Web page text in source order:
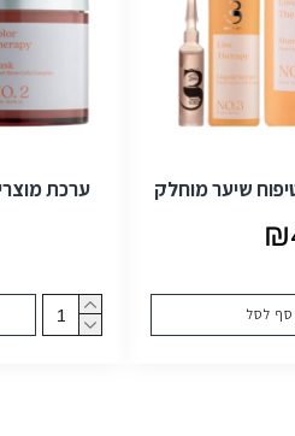
שיער מוחלק
לסל
ערכת